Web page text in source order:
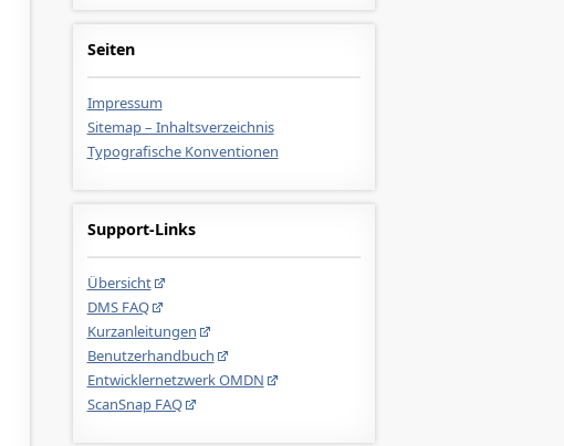
Seiten
Impressum
Sitemap – Inhaltsverzeichnis
Typografische Konventionen
Support-Links
Übersicht
DMS FAQ
Kurzanleitungen
Benutzerhandbuch
Entwicklernetzwerk OMDN
ScanSnap FAQ